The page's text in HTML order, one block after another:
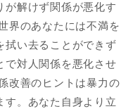
が解けず関係が悪化す
界のあなたには不満を
拭い去ることができず
で対人関係を悪化させ
改善のヒントは暴力の
す。あなた自身より立